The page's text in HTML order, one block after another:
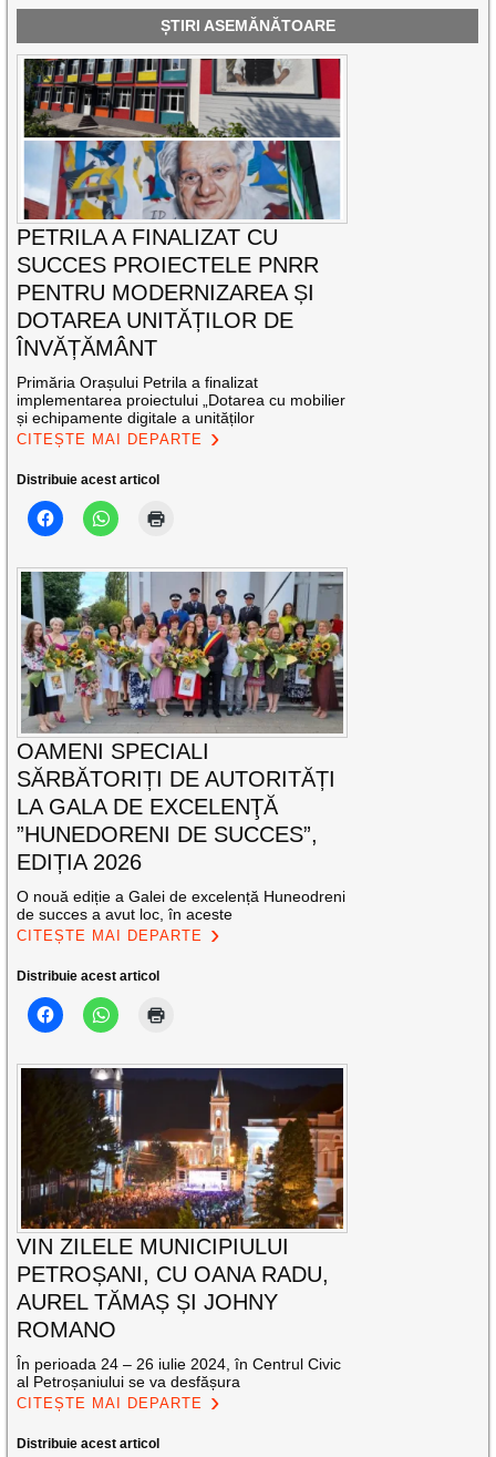
ȘTIRI ASEMĂNĂTOARE
PETRILA A FINALIZAT CU
SUCCES PROIECTELE PNRR
PENTRU MODERNIZAREA ȘI
DOTAREA UNITĂȚILOR DE
ÎNVĂȚĂMÂNT
Primăria Orașului Petrila a finalizat
implementarea proiectului „Dotarea cu mobilier
și echipamente digitale a unităților
CITEȘTE MAI DEPARTE
Distribuie acest articol
OAMENI SPECIALI
SĂRBĂTORIȚI DE AUTORITĂȚI
LA GALA DE EXCELENŢĂ
”HUNEDORENI DE SUCCES”,
EDIȚIA 2026
O nouă ediție a Galei de excelență Huneodreni
de succes a avut loc, în aceste
CITEȘTE MAI DEPARTE
Distribuie acest articol
VIN ZILELE MUNICIPIULUI
PETROȘANI, CU OANA RADU,
AUREL TĂMAȘ ȘI JOHNY
ROMANO
În perioada 24 – 26 iulie 2024, în Centrul Civic
al Petroșaniului se va desfășura
CITEȘTE MAI DEPARTE
Distribuie acest articol